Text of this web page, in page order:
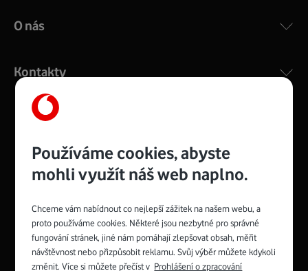
Spojte se s Vodafonem
Facebook
profil
X
profil
Instagram
profil
Youtube
profil
Vodafone
TV
LinkedIn
profil
O nás
Kontakty
Management
and
consultancy
Recruitment
Academy
logo
Top
odpovědná
roku
2024
Platinové
ocenění
EcoVadis
2025
Award
má
První
zelenou
síť
Používáme cookies, abyste
mohli využít náš web naplno.
Chceme vám nabídnout co nejlepší zážitek na našem webu, a
proto používáme cookies. Některé jsou nezbytné pro správné
fungování stránek, jiné nám pomáhají zlepšovat obsah, měřit
návštěvnost nebo přizpůsobit reklamu. Svůj výběr můžete kdykoli
změnit. Více si můžete přečíst v Prohlášení o zpracování